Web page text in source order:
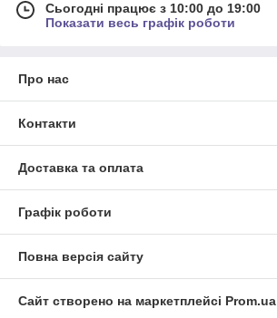
Сьогодні працює з 10:00 до 19:00
Показати весь графік роботи
Про нас
Контакти
Доставка та оплата
Графік роботи
Повна версія сайту
Сайт створено на маркетплейсі Prom.ua